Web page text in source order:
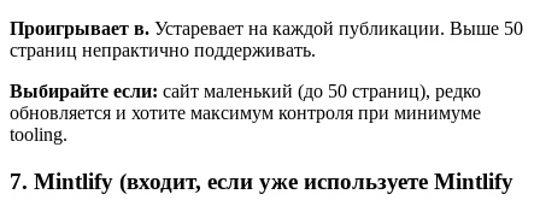
Проигрывает в. Устаревает на каждой публикации. Выше 50
страниц непрактично поддерживать.
Выбирайте если: сайт маленький (до 50 страниц), редко
обновляется и хотите максимум контроля при минимуме
tooling.
7. Mintlify (входит, если уже используете Mintlify